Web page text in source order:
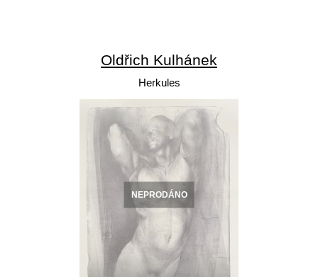
Oldřich Kulhánek
Herkules
NEPRODÁNO